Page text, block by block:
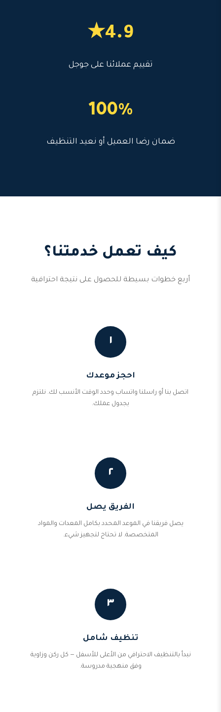
4.9★
تقييم عملائنا على جوجل
100%
ضمان رضا العميل أو نعيد التنظيف
كيف تعمل خدمتنا؟
أربع خطوات بسيطة للحصول على نتيجة احترافية
١
احجز موعدك
اتصل بنا أو راسلنا واتساب وحدد الوقت الأنسب لك. نلتزم
بجدول عملك.
٢
الفريق يصل
يصل فريقنا في الموعد المحدد بكامل المعدات والمواد
المتخصصة. لا تحتاج لتجهيز شيء.
٣
تنظيف شامل
نبدأ بالتنظيف الاحترافي من الأعلى للأسفل — كل ركن وزاوية
وفق منهجية مدروسة.